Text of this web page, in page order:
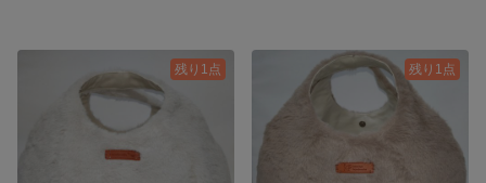
残り1点 残り1点